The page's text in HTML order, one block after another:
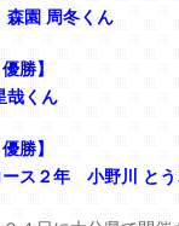
園 周冬くん
勝】
哉くん
勝】
ス２年 小野川 とう